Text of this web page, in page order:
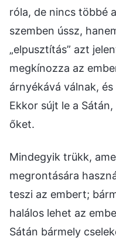
róla, de nincs többé
szemben ússz,
„elpusztítás” azt
megkínozza az
árnyékává válnak,
Ekkor sújt le a
őket.
Mindegyik trükk,
megrontására
teszi az embert;
halálos lehet az
Sátán bármely